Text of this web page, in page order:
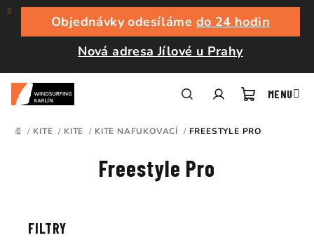
Přejít
obsah
Objednávky odesíláme do 24 hodin
Nová adresa Jílové u Prahy
DOMŮ
/ KITE / KITE / KITE NAFUKOVACÍ / FREESTYLE PRO
Freestyle Pro
Ř